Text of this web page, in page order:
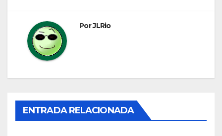
entradas
PorJLRio
ENTRADA RELACIONADA